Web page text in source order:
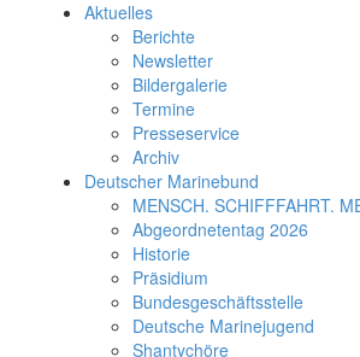
Aktuelles
Berichte
Newsletter
Bildergalerie
Termine
Presseservice
Archiv
Deutscher Marinebund
MENSCH. SCHIFFFAHRT.
Abgeordnetentag 2026
Historie
Präsidium
Bundesgeschäftsstelle
Deutsche Marinejugend
Shantychöre